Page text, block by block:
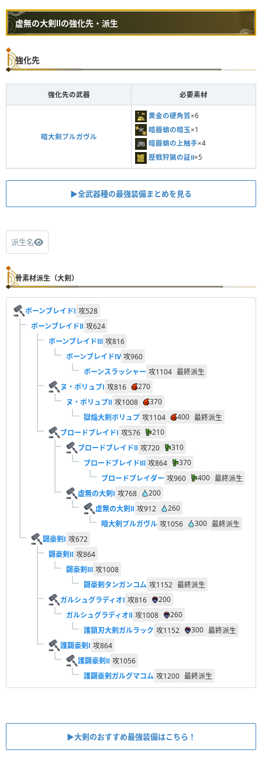
虚無の大剣Ⅱの強化先・派生
強化先
強化先の武器 必要素材
暗大剣プルガヴル
黄金の硬角質×6
暗器蛸の暗玉×1
暗器蛸の上触手×4
歴戦狩猟の証Ⅱ×5
▶︎全武器種の最強装備まとめを見る
派生名
骨素材派生（大剣）
ボーンブレイドⅠ 攻528
ボーンブレイドⅡ 攻624
ボーンブレイドⅢ 攻816
ボーンブレイドⅣ 攻960
ボーンスラッシャー 攻1104 最終派生
ヌ・ポリュプⅠ 攻816
270
ヌ・ポリュプⅡ 攻1008
370
獄焔大剣ポリュプ 攻1104 400 最終派生
ブロードブレイドⅠ 攻576
210
ブロードブレイドⅡ 攻720
310
ブロードブレイドⅢ 攻864
370
ブロードブレイダー 攻960 400 最終派生
虚無の大剣Ⅰ 攻768
200
虚無の大剣Ⅱ 攻912
260
暗大剣プルガヴル 攻1056 300 最終派生
闢豪剣Ⅰ 攻672
闢豪剣Ⅱ 攻864
闢豪剣Ⅲ 攻1008
闢豪剣タンガンコム 攻1152 最終派生
ガルシュグラディオⅠ 攻816
200
ガルシュグラディオⅡ 攻1008
260
護鎖刃大剣ガルラック 攻1152 300 最終派生
護闢豪剣Ⅰ 攻864
護闢豪剣Ⅱ 攻1056
護闢豪剣ガルグマコム 攻1200 最終派生
▶︎大剣のおすすめ最強装備はこちら！